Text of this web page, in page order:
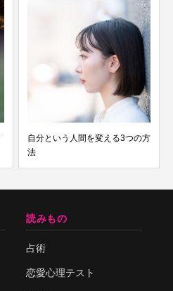
自分という人間を変える3つの方
法
読みもの
占術
恋愛心理テスト